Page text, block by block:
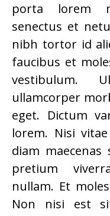
porta lorem
senectus et
nibh tortor id
faucibus et
vestibulum.
ullamcorper
eget. Dictum
lorem. Nisi
diam
pretium
nullam. Et
Non nisi est